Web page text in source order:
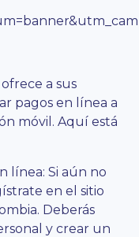
a sus
pagos en línea a
móvil. Aquí está
línea: Si aún no
en el sitio
Deberás
y crear un